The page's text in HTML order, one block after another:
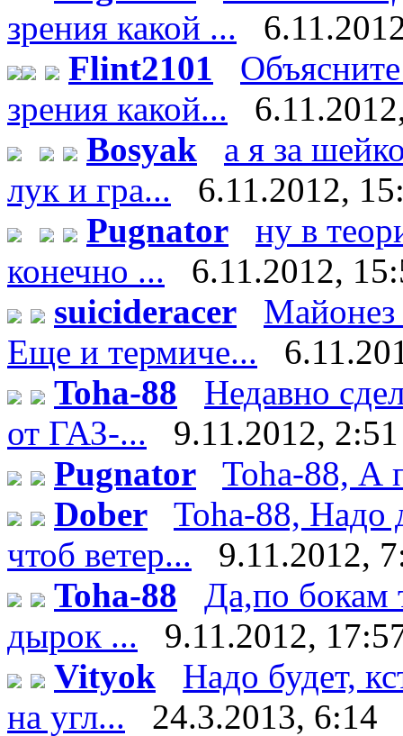
зрения какой ...
Flint2101
зрения какой...
Bosyak
а я за
лук и гра...
6.11.2012,
Pugnator
ну в
конечно ...
6.11.2012,
suicideracer
Майонез
Еще и термиче...
Toha-88
Недавно
от ГАЗ-...
9.11.2012, 2:51
Pugnator
Toha-88, А
Dober
Toha-88, Надо
чтоб ветер...
9.11.2012,
Toha-88
Да,по бокам
дырок ...
9.11.2012,
Vityok
Надо будет,
на угл...
24.3.2013, 6:14